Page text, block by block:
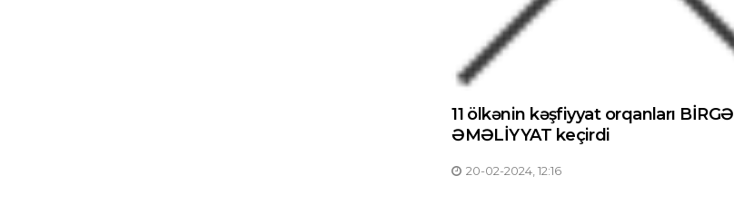
11 ölkənin kəşfiyyat orqanları BİRGƏ
ƏMƏLİYYAT keçirdi
20-02-2024, 12:16